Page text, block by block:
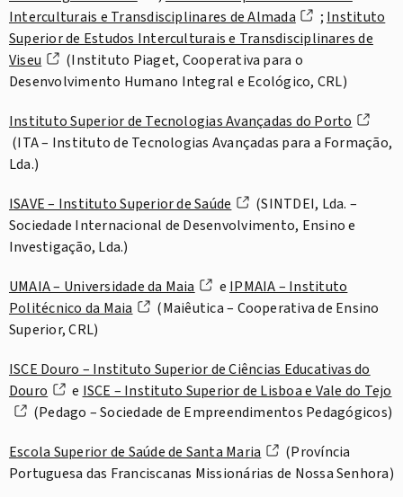
Interculturais e Transdisciplinares de Almada
; Instituto
Superior de Estudos Interculturais e Transdisciplinares de
Viseu
(Instituto Piaget, Cooperativa para o
Desenvolvimento Humano Integral e Ecológico, CRL)
Instituto Superior de Tecnologias Avançadas do Porto
(ITA – Instituto de Tecnologias Avançadas para a Formação,
Lda.)
ISAVE – Instituto Superior de Saúde
(SINTDEI, Lda. –
Sociedade Internacional de Desenvolvimento, Ensino e
Investigação, Lda.)
UMAIA – Universidade da Maia
e IPMAIA – Instituto
Politécnico da Maia
(Maiêutica – Cooperativa de Ensino
Superior, CRL)
ISCE Douro – Instituto Superior de Ciências Educativas do
Douro
e ISCE – Instituto Superior de Lisboa e Vale do Tejo
(Pedago – Sociedade de Empreendimentos Pedagógicos)
Escola Superior de Saúde de Santa Maria
(Província
Portuguesa das Franciscanas Missionárias de Nossa Senhora)